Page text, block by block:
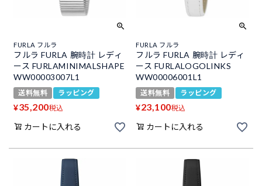
FURLA フルラ
フルラ FURLA 腕時計 レディ
ース FURLAMINIMALSHAPE
WW00003007L1
送料無料 ラッピング
¥35,200税込
カートに入れる
FURLA フルラ
フルラ FURLA 腕時計 レディ
ース FURLALOGOLINKS
WW00006001L1
送料無料 ラッピング
¥23,100税込
カートに入れる